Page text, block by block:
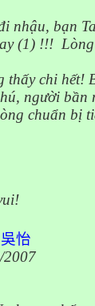
nhậu, bạn
(1 ) !!!
thấy chi hết!
người bần
chuẩn bị
吳怡
2007